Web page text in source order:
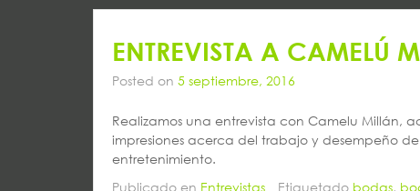
ENTREVISTA A CAMELÚ
Posted on 5 septiembre, 2016
Realizamos una entrevista con Camelu Millán,
impresiones acerca del trabajo y desempeño
entretenimiento.
Publicado en Entrevistas Etiquetado bodas,